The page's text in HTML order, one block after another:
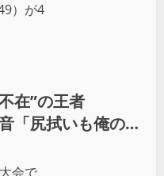
）が4
在”の王者
「尻拭いも俺の
取を宣言
会で、